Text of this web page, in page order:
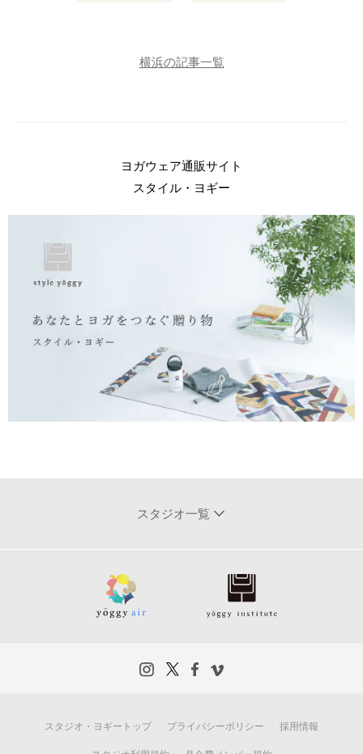
横浜の記事一覧
ヨガウェア通販サイト
スタイル・ヨギー
スタジオ一覧
スタジオ・ヨギートップ プライバシーポリシー 採用情報